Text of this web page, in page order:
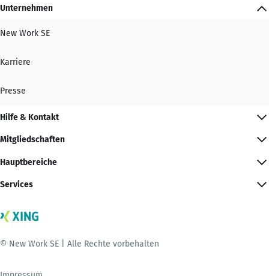
Unternehmen
New Work SE
Karriere
Presse
Hilfe & Kontakt
Mitgliedschaften
Hauptbereiche
Services
© New Work SE | Alle Rechte vorbehalten